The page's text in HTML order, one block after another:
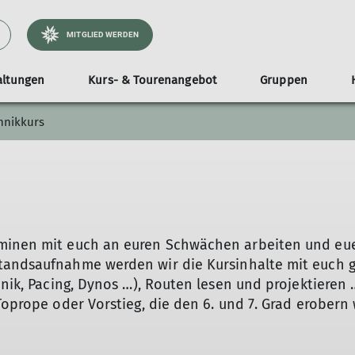
MITGLIED WERDEN
Geschäftsstelle & Kontakt
Newsletter abonnieren
News-Archiv
Vorträge
Kurs- & Tourenangebot
Bergwandern Wandern Mountainbiken
Gruppen
Leistungskader Familien
Gruppenangebote
Teambuilding & Coaching
Betriebssport (BGM)
Inklusions-Projekt:
JDAV Jugendgruppen
Exkursionen Klimaschutz
mit euch an euren Schwächen arbeiten und
werden wir die Kursinhalte mit euch
Pacing, Dynos …), Routen lesen und projektieren
oder Vorstieg, die den 6. und 7. Grad erobern